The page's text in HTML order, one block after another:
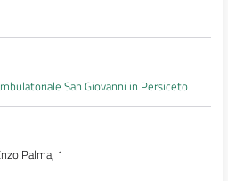
San Giovanni in Persiceto
Palma, 1